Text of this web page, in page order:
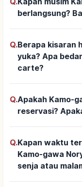
berlangsung?
Q.Berapa kisaran
yuka? Apa
carte?
Q.Apakah Kamo-
reservasi?
Q.Kapan waktu
Kamo-gawa
senja atau